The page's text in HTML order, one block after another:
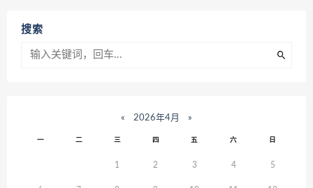
搜索
« 2026年4月 »
一 二 三 四 五 六 日
1 2 3 4 5